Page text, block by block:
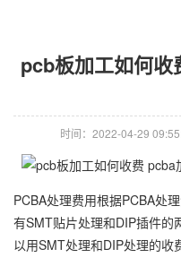
pcb板加工如何
时间：2022-04-29
PCBA处理费用根据PCBA处
有SMT贴片处理和DIP插件的
以用SMT处理和DIP处理的收